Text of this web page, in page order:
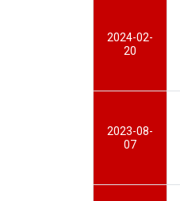
2024-02-
20
2023-08-
07